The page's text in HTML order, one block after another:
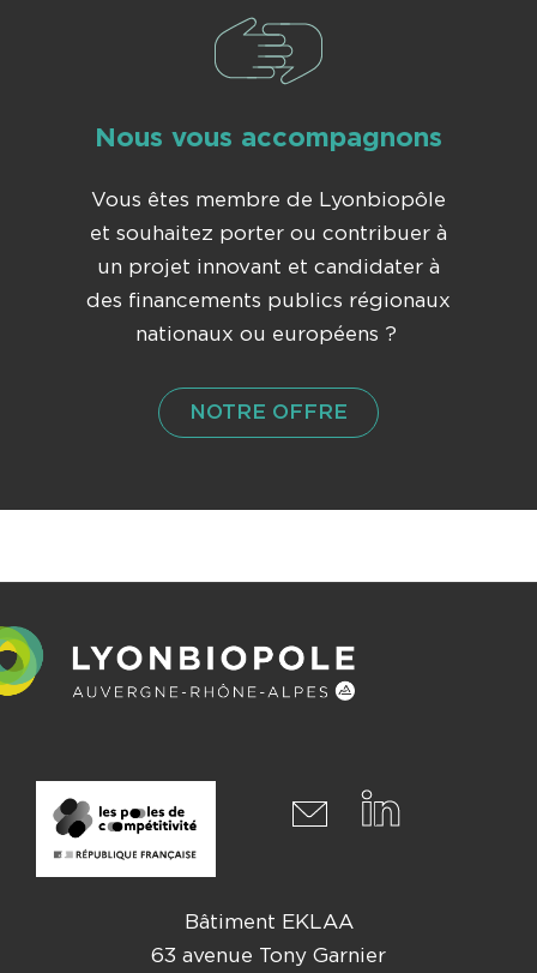
Nous vous accompagnons
Vous êtes membre de Lyonbiopôle
et souhaitez porter ou contribuer à
un projet innovant et candidater à
des financements publics régionaux
nationaux ou européens ?
NOTRE OFFRE
Bâtiment EKLAA
63 avenue Tony Garnier